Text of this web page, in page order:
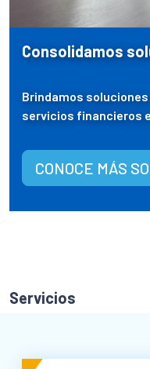
Consolidamos
Brindamos
servicios financieros
CONOCE MÁS
Servicios